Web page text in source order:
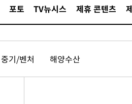
포토 TV뉴시스 제휴 콘텐츠
중기/벤처 해양수산